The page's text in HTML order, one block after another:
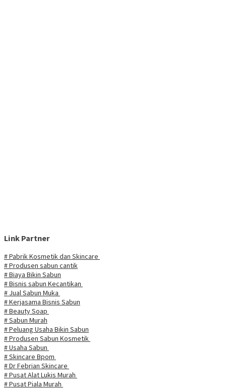
Link Partner
# Pabrik Kosmetik dan Skincare
# Produsen sabun cantik
# Biaya Bikin Sabun
# Bisnis sabun Kecantikan
# Jual Sabun Muka
# Kerjasama Bisnis Sabun
# Beauty Soap
# Sabun Murah
# Peluang Usaha Bikin Sabun
# Produsen Sabun Kosmetik
# Usaha Sabun
# Skincare Bpom
# Dr Febrian Skincare
# Pusat Alat Lukis Murah
# Pusat Piala Murah